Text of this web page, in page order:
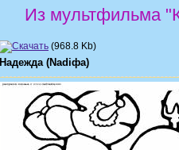
Из мультфильма
(968.8 Kb)
Надежда (Nadiфа)